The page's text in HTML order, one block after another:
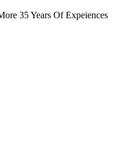
35 Years Of Expeiences